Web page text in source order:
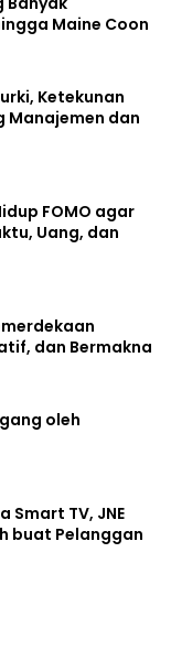
Maine Coon
Ketekunan
Manajemen dan
FOMO agar
Uang, dan
dan Bermakna
oleh
Smart TV, JNE
buat Pelanggan